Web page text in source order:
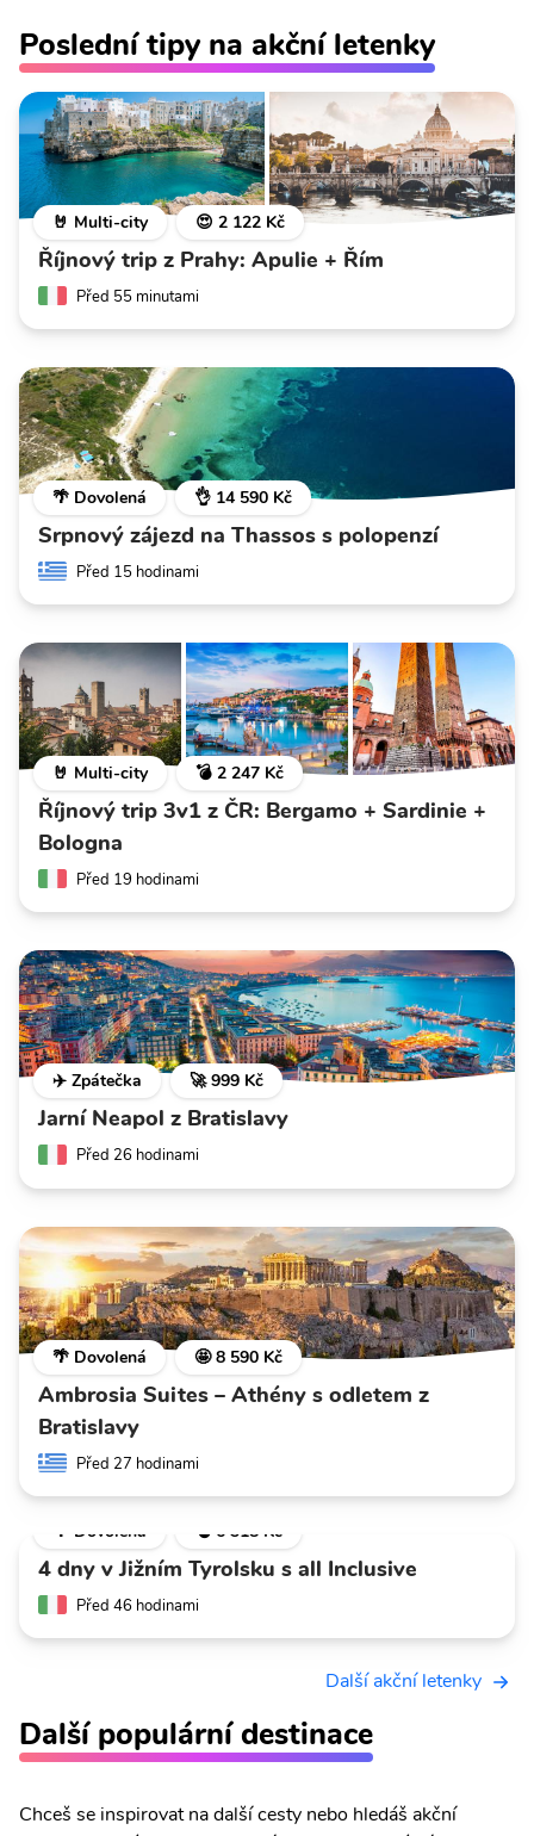
Poslední tipy na akční letenky
🤘 Multi-city 😍 2 122 Kč
Říjnový trip z Prahy: Apulie + Řím
Před 55 minutami
🌴 Dovolená 👌 14 590 Kč
Srpnový zájezd na Thassos s polopenzí
Před 15 hodinami
🤘 Multi-city 💣 2 247 Kč
Říjnový trip 3v1 z ČR: Bergamo + Sardinie +
Bologna
Před 19 hodinami
✈️ Zpátečka 🚀 999 Kč
Jarní Neapol z Bratislavy
Před 26 hodinami
🌴 Dovolená 🤩 8 590 Kč
Ambrosia Suites – Athény s odletem z
Bratislavy
Před 27 hodinami
🌴 Dovolená 💣 6 318 Kč
4 dny v Jižním Tyrolsku s all Inclusive
Před 46 hodinami
Další akční letenky
Další populární destinace
Chceš se inspirovat na další cesty nebo hledáš akční